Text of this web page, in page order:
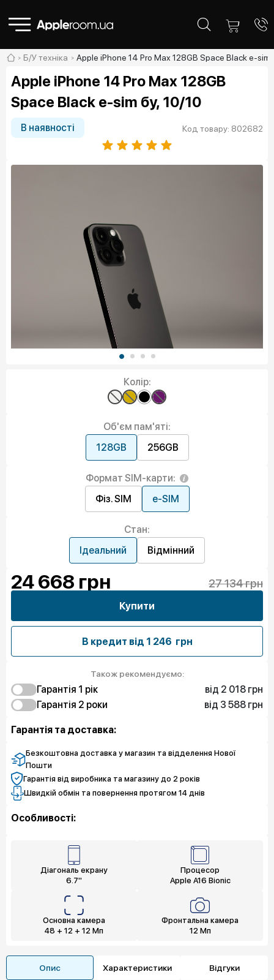
Б/У техніка Apple iPhone 14 Pro Max 128GB Space Black e-sim
Apple iPhone 14 Pro Max 128GB
Space Black e-sim бу, 10/10
В наявності Код товару: 802682
Колір:
Об'єм пам'яті:
128GB
256GB
Формат SIM-карти:
Фіз. SIM
e-SIM
Стан:
Ідеальний
Відмінний
24 668 грн 27 134 грн
Купити
В кредит від 1 246 грн
Також рекомендуємо:
Гарантія 1 рiк
від 2 018 грн
Захист від браку
2 018 грн
Чистий спокій
Гарантія 2 роки
від 3 588 грн
Захист екрану
Чистий спокій
8 970 грн
Гарантія та доставка:
Безкоштовна доставка у магазин та відделення Нової
Пошти
Гарантія від виробника та магазину до 2 років
Швидкій обмін та повернення протягом 14 днів
Особливості:
Діагональ екрану
6.7"
Процесор
Apple A16 Bionic
Основна камера
48 + 12 + 12 Мп
Фронтальна камера
12 Мп
Опис Характеристики Відгуки